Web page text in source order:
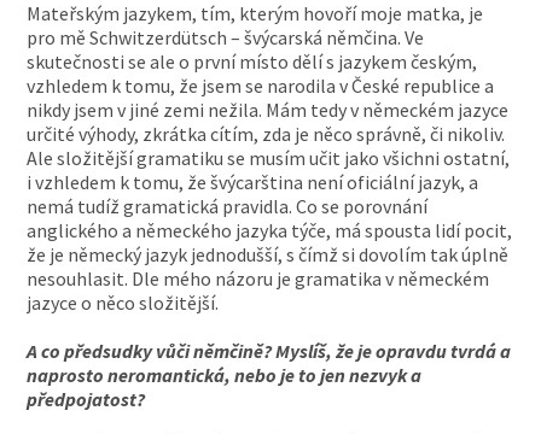
Mateřským jazykem, tím, kterým hovoří moje matka, je
pro mě Schwitzerdütsch – švýcarská němčina. Ve
skutečnosti se ale o první místo dělí s jazykem českým,
vzhledem k tomu, že jsem se narodila v České republice a
nikdy jsem v jiné zemi nežila. Mám tedy v německém jazyce
určité výhody, zkrátka cítím, zda je něco správně, či nikoliv.
Ale složitější gramatiku se musím učit jako všichni ostatní,
i vzhledem k tomu, že švýcarština není oficiální jazyk, a
nemá tudíž gramatická pravidla. Co se porovnání
anglického a německého jazyka týče, má spousta lidí pocit,
že je německý jazyk jednodušší, s čímž si dovolím tak úplně
nesouhlasit. Dle mého názoru je gramatika v německém
jazyce o něco složitější.
A co předsudky vůči němčině? Myslíš, že je opravdu tvrdá a
naprosto neromantická, nebo je to jen nezvyk a
předpojatost?